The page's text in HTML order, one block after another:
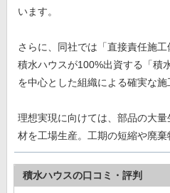
います。
さらに、同社では「直接責任施工
積水ハウスが100%出資する「積
を中心とした組織による確実な施
理想実現に向けては、部品の大
材を工場生産。工期の短縮や廃棄
積水ハウスの口コミ・評判